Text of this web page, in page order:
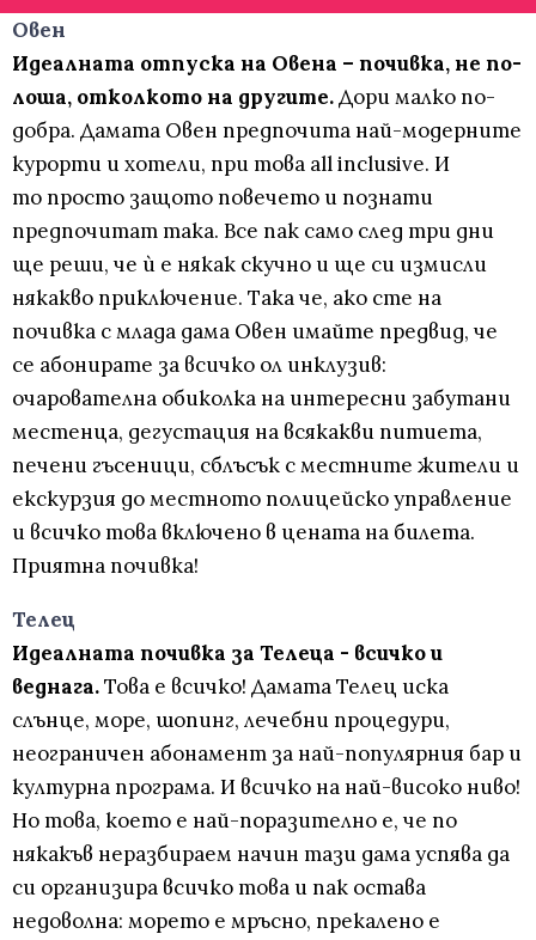
Овен
Идеалната отпуска на Овена – почивка, не по-
лоша, отколкото на другите.Дори малко по-
добра. Дамата Овен предпочита най-модерните
курорти и хотели, при това all inclusive. И
то просто защото повечето и познати
предпочитат така. Все пак само след три дни
ще реши, че ѝ е някак скучно и ще си измисли
някакво приключение. Така че, ако сте на
почивка с млада дама Овен имайте предвид, че
се абонирате за всичко ол инклузив:
очарователна обиколка на интересни забутани
местенца, дегустация на всякакви питиета,
печени гъсеници, сблъсък с местните жители и
екскурзия до местното полицейско управление
и всичко това включено в цената на билета.
Приятна почивка!
Телец
Идеалната почивка за Телеца - всичко и
веднага.Това е всичко! Дамата Телец иска
слънце, море, шопинг, лечебни процедури,
неограничен абонамент за най-популярния бар и
културна програма. И всичко на най-високо ниво!
Но това, което е най-поразително е, че по
някакъв неразбираем начин тази дама успява да
си организира всичко това и пак остава
недоволна: морето е мръсно, прекалено е